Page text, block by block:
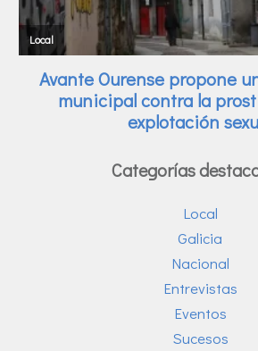
Categorías
Local
Galicia
Nacional
Entrevistas
Eventos
Sucesos